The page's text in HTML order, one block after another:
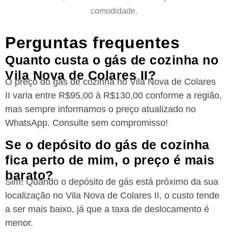
comodidade.
Perguntas frequentes
Quanto custa o gás de cozinha no
Vila Nova de Colares II?
O preço do gás de cozinha no Vila Nova de Colares
II varia entre R$95,00 à R$130,00 conforme a região,
mas sempre informamos o preço atualizado no
WhatsApp. Consulte sem compromisso!
Se o depósito do gás de cozinha
fica perto de mim, o preço é mais
barato?
Sim! Quando o depósito de gás está próximo da sua
localização no Vila Nova de Colares II, o custo tende
a ser mais baixo, já que a taxa de deslocamento é
menor.